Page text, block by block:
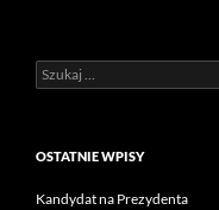
Szukaj:
OSTATNIE WPISY
Kandydat na Prezydenta